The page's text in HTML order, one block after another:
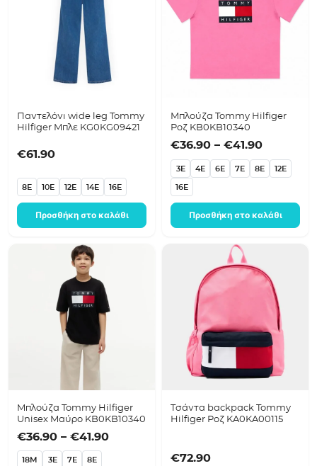
Παντελόνι wide leg Tommy
Hilfiger Μπλε KG0KG09421
€61.90
8E 10E 12E 14E 16E
Προσθήκη στο καλάθι
Μπλούζα Tommy Hilfiger
Ροζ KB0KB10340
€36.90 – €41.90Price
3E 4E 6E 7E 8E
12E
16E
Προσθήκη στο καλάθι
Μπλούζα Tommy Hilfiger
Unisex Μαύρο KB0KB10340
€36.90 – €41.90Price range: €36.90 through €41.90
18M 3E 7E 8E
Τσάντα backpack Tommy
Hilfiger Ροζ KA0KA00115
€72.90